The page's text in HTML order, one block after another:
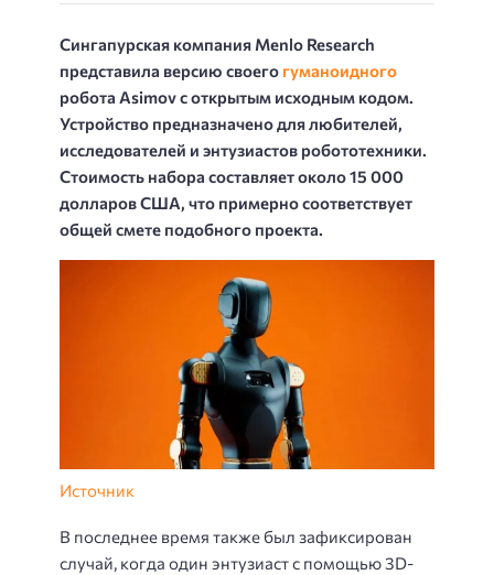
Сингапурская компания Menlo Research
представила версию своего гуманоидного
робота Asimov с открытым исходным кодом.
Устройство предназначено для любителей,
исследователей и энтузиастов робототехники.
Стоимость набора составляет около 15 000
долларов США, что примерно соответствует
общей смете подобного проекта.
Источник
В последнее время также был зафиксирован
случай, когда один энтузиаст с помощью 3D-